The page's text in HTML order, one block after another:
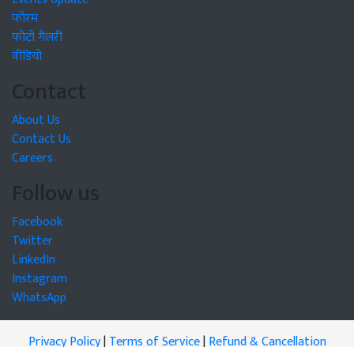
फोरम
फोटो गैलरी
वीडियो
Contact
About Us
Contact Us
Careers
Follow us
Facebook
Twitter
LinkedIn
Instagram
WhatsApp
Privacy Policy|Terms of Service|Refund & Cancellation